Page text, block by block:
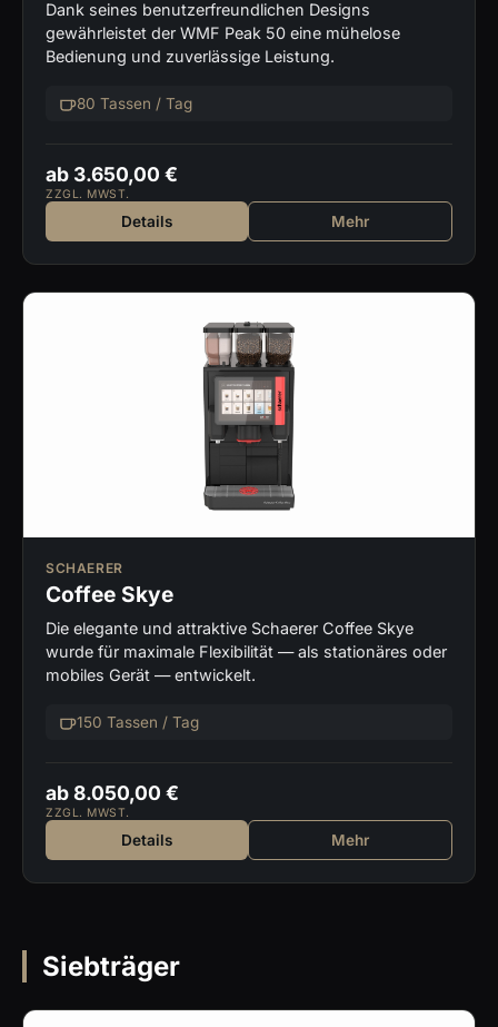
Dank seines benutzerfreundlichen Designs
gewährleistet der WMF Peak 50 eine mühelose
Bedienung und zuverlässige Leistung.
80 Tassen / Tag
ab 3.650,00 €
ZZGL. MWST.
Details Mehr
SCHAERER
Coffee Skye
Die elegante und attraktive Schaerer Coffee Skye
wurde für maximale Flexibilität — als stationäres oder
mobiles Gerät — entwickelt.
150 Tassen / Tag
ab 8.050,00 €
ZZGL. MWST.
Details Mehr
Siebträger